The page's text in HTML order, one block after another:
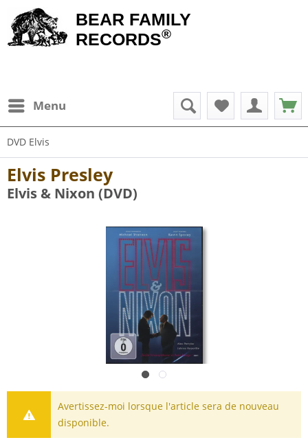
BEAR FAMILY
RECORDS®
Menu
DVD Elvis
Elvis Presley
Elvis & Nixon (DVD)
Avertissez-moi lorsque l'article sera de nouveau
disponible.